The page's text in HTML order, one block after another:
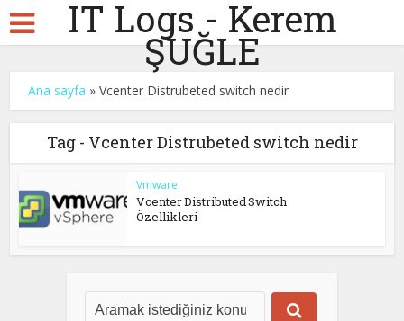
IT Logs - Kerem
ŞUĞLE
Ana sayfa »Vcenter Distrubeted switch nedir
Tag - Vcenter Distrubeted switch nedir
Vmware
Vcenter Distributed Switch
Özellikleri